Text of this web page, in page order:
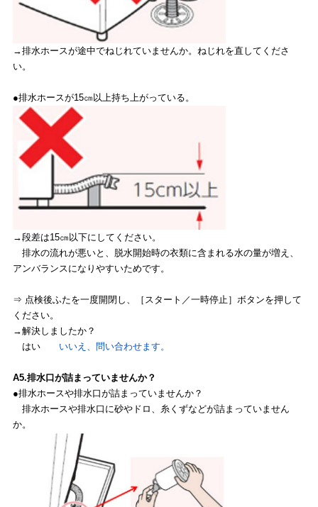
→排水ホースが途中でねじれていませんか。ねじれを直してくださ
い。
●排水ホースが15㎝以上持ち上がっている。
→段差は15㎝以下にしてください。
排水の流れが悪いと、脱水開始時の衣類に含まれる水の量が増え、
アンバランスになりやすいためです。
⇒ 点検後ふたを一度開閉し、［スタート／一時停止］ボタンを押して
ください。
→解決しましたか？
はい いいえ、問い合わせます。
A5.排水口が詰まっていませんか？
●排水ホースや排水口が詰まっていませんか？
排水ホースや排水口に砂やドロ、糸くずなどが詰まっていません
か。